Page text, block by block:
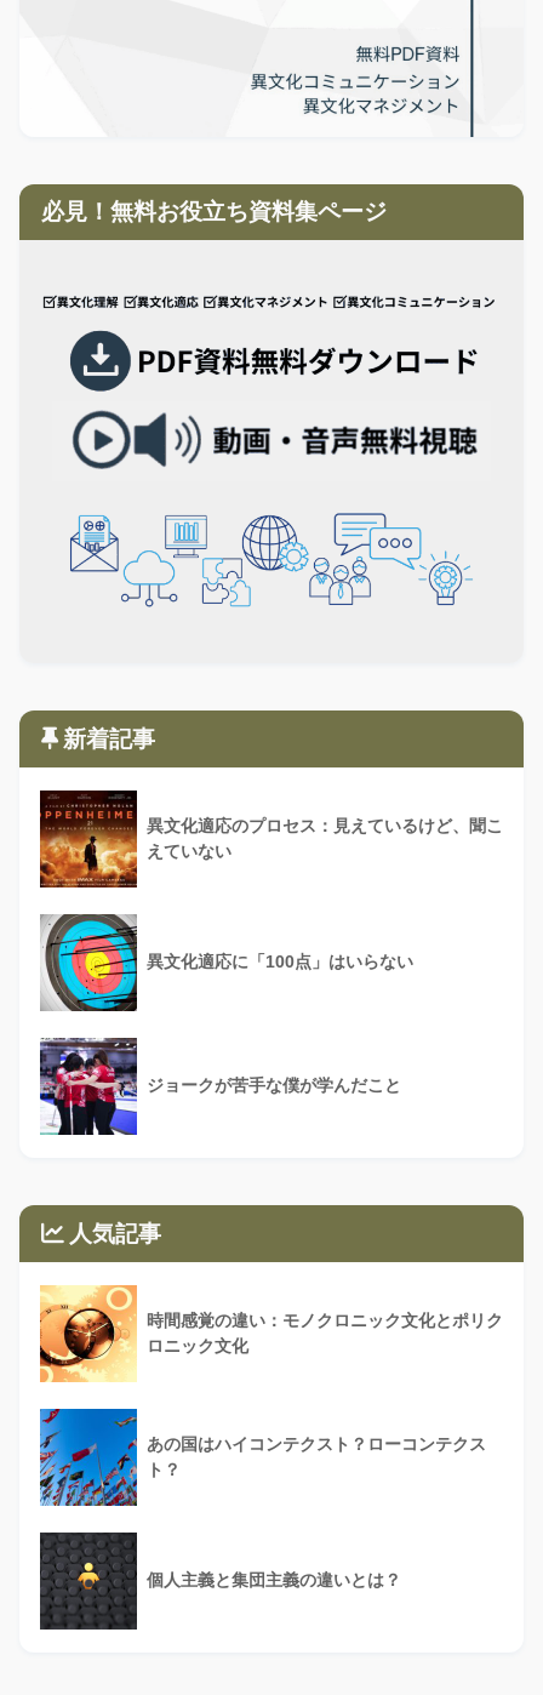
必見！無料お役立ち資料集ページ
新着記事
異文化適応のプロセス：見えているけど、聞こ
えていない
異文化適応に「100点」はいらない
ジョークが苦手な僕が学んだこと
人気記事
時間感覚の違い：モノクロニック文化とポリク
ロニック文化
あの国はハイコンテクスト？ローコンテクス
ト？
個人主義と集団主義の違いとは？